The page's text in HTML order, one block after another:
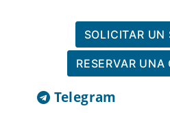
SOLICITAR UN
RESERVAR UNA
Telegram